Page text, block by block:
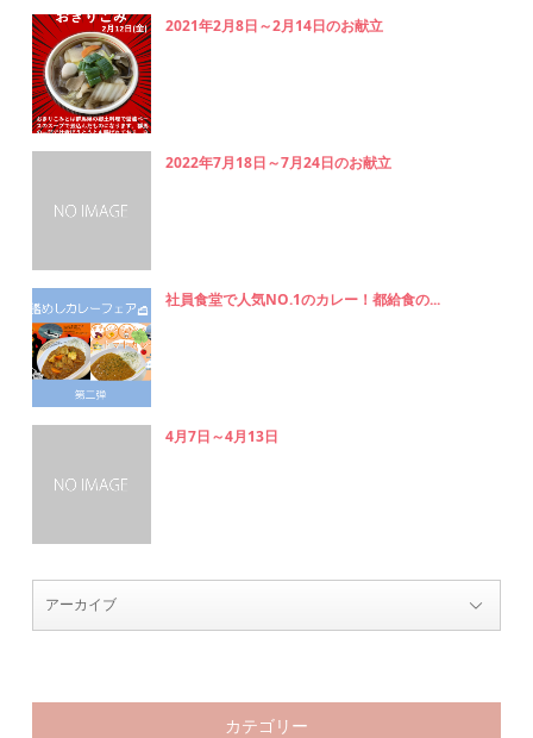
2021年2月8日～2月14日のお献立
2022年7月18日～7月24日のお献立
社員食堂で人気NO.1のカレー！都給食の...
4月7日～4月13日
カテゴリー